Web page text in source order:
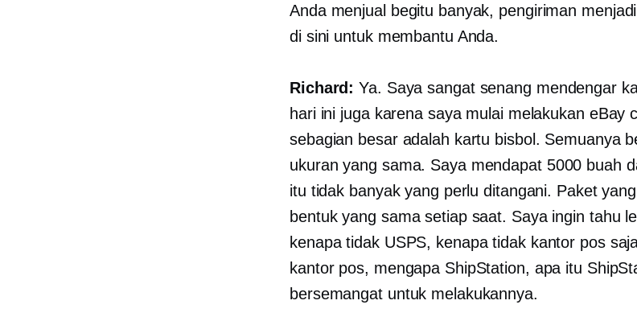
Anda menjual begitu banyak, pengiriman
di sini untuk membantu Anda.
Richard: Ya. Saya sangat senang mendengar
hari ini juga karena saya mulai melakukan eBay
sebagian besar adalah kartu bisbol. Semuanya
ukuran yang sama. Saya mendapat 5000 buah
itu tidak banyak yang perlu ditangani. Paket
bentuk yang sama setiap saat. Saya ingin tahu
kenapa tidak USPS, kenapa tidak kantor pos
kantor pos, mengapa ShipStation, apa itu
bersemangat untuk melakukannya.